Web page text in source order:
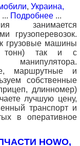
, Украина,
... Подробнее ...
занимается
грузоперевозок.
грузовые машины
так и с
манипулятора.
маршрутные и
собственные
длинномер)
лучшую цену,
транспорт и
в оперативное
HOWO,